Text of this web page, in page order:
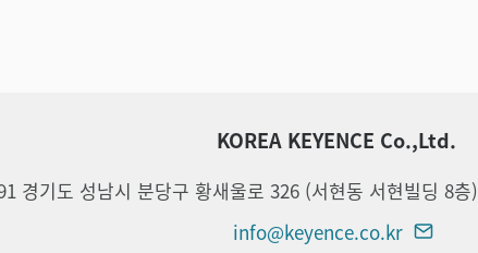
KOREA KEYENCE Co.,Ltd.
경기도 성남시 분당구 황새울로 326 (서현동 서현빌딩 8층)
info@keyence.co.kr